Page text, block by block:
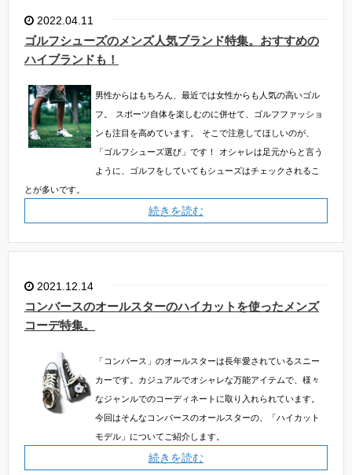
2022.04.11
ゴルフシューズのメンズ人気ブランド特集。おすすめの
ハイブランドも！
男性からはもちろん、最近では女性からも人気の高いゴル
フ。
スポーツ自体を楽しむのに併せて、ゴルフファッショ
ンも注目を高めています。
そこで注意してほしいのが、
「ゴルフシューズ選び」です！
オシャレは足元からと言う
ように、ゴルフをしていてもシューズはチェックされるこ
とが多いです。
続きを読む
2021.12.14
コンバースのオールスターのハイカットを使ったメンズ
コーデ特集。
「コンバース」のオールスターは長年愛されているスニー
カーです。カジュアルでオシャレな万能アイテムで、様々
なジャンルでのコーディネートに取り入れられています。
今回はそんなコンバースのオールスターの、「ハイカット
モデル」についてご紹介します。
続きを読む